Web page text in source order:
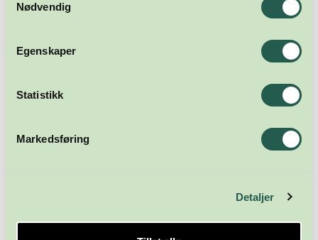
Nødvendig
Egenskaper
Statistikk
Markedsføring
Detaljer
Meld deg på nyhetsbrevet
Abonner